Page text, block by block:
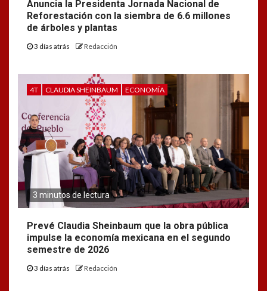
Anuncia la Presidenta Jornada Nacional de
Reforestación con la siembra de 6.6 millones
de árboles y plantas
3 días atrás Redacción
4T CLAUDIA SHEINBAUM ECONOMÍA
3 minutos de lectura
Prevé Claudia Sheinbaum que la obra pública
impulse la economía mexicana en el segundo
semestre de 2026
3 días atrás Redacción